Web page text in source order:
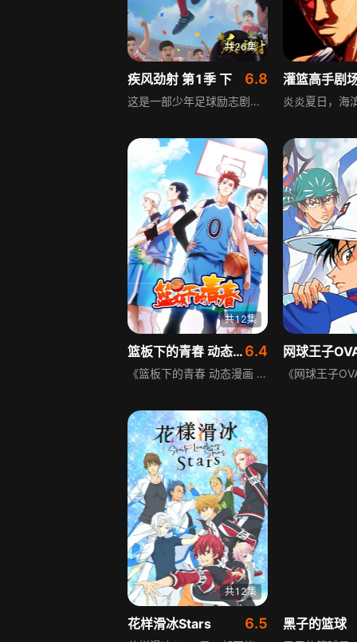
共26集
疾风劲射 第1季 下 6.8
这是一部少年足球励志剧，讲述顽劣少年季峰与队友踏上足球之路，备战城际校园杯冬季联赛，立志为炎虎队重夺失落冠军的故事。从对足球一无所知的替补菜鸟，到球队核心前锋，季峰在训练比赛中成长，与晏凌、王默等队友相处中收获认可，足球少年们挥洒汗水、追逐梦想，书写励志成长传奇。
共12集
篮板下的青春 动态漫画 第1季 6.4
《篮板下的青春 动态漫画 第1季》讲述林凌初中时因个人主义和好胜，导致好友邓毅明受伤告别篮球，他因自责产生心魔，不愿再上正式赛场。后被武冈迫加入校队，和新手队友征战全国联赛，在伙伴帮助下战胜自我、球队取胜，最终林凌战胜心魔，重拾对篮球的热爱与追求。
网球王子
共12集
花样滑冰Stars 6.5 黑子的篮球